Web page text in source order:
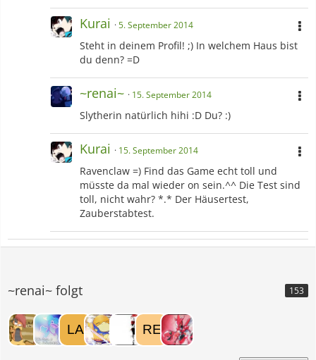
Kurai 5. September 2014
Steht in deinem Profil! ;) In welchem Haus bist
du denn? =D
~renai~ 15. September 2014
Slytherin natürlich hihi :D Du? :)
Kurai 15. September 2014
Ravenclaw =) Find das Game echt toll und
müsste da mal wieder on sein.^^ Die Test sind
toll, nicht wahr? *.* Der Häusertest,
Zauberstabtest.
~renai~ folgt 153